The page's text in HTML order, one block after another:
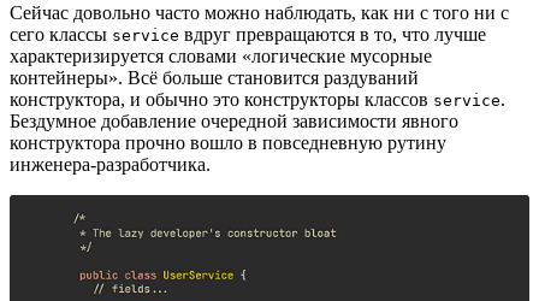
Сейчас довольно часто можно наблюдать, как ни с того ни с
сего классы service вдруг превращаются в то, что лучше
характеризируется словами «логические мусорные
контейнеры». Всё больше становится раздуваний
конструктора, и обычно это конструкторы классов service.
Бездумное добавление очередной зависимости явного
конструктора прочно вошло в повседневную рутину
инженера-разработчика.